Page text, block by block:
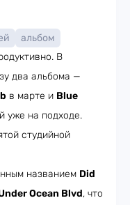
альбом
В
два альбома —
в марте и Blue
уже на подходе.
студийной
названием Did
Ocean Blvd, что